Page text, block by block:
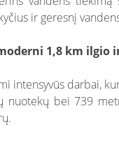
ir geresnį
1,8 km
intensyvūs darbai,
nuotekų bei 739